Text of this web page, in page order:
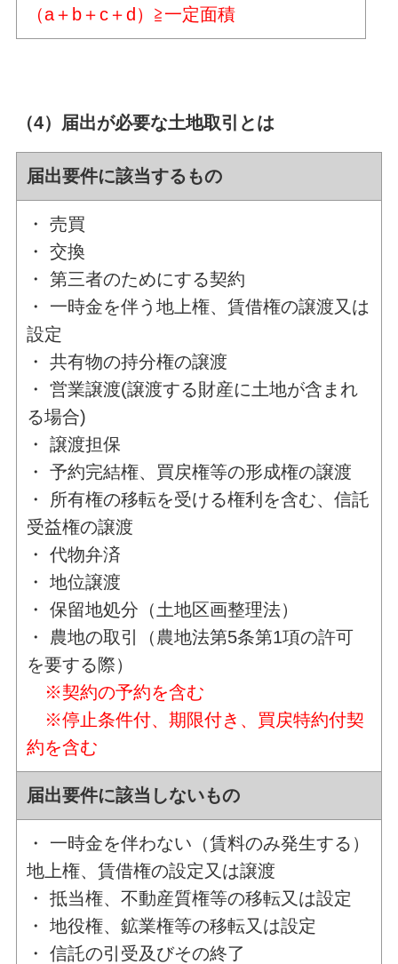
（a＋b＋c＋d）≧一定面積
（4）届出が必要な土地取引とは
届出要件に該当するもの
・ 売買
・ 交換
・ 第三者のためにする契約
・ 一時金を伴う地上権、賃借権の譲渡又は
設定
・ 共有物の持分権の譲渡
・ 営業譲渡(譲渡する財産に土地が含まれ
る場合)
・ 譲渡担保
・ 予約完結権、買戻権等の形成権の譲渡
・ 所有権の移転を受ける権利を含む、信託
受益権の譲渡
・ 代物弁済
・ 地位譲渡
・ 保留地処分（土地区画整理法）
・ 農地の取引（農地法第5条第1項の許可
を要する際）
※契約の予約を含む
※停止条件付、期限付き、買戻特約付契
約を含む
届出要件に該当しないもの
・ 一時金を伴わない（賃料のみ発生する）
地上権、賃借権の設定又は譲渡
・ 抵当権、不動産質権等の移転又は設定
・ 地役権、鉱業権等の移転又は設定
・ 信託の引受及びその終了